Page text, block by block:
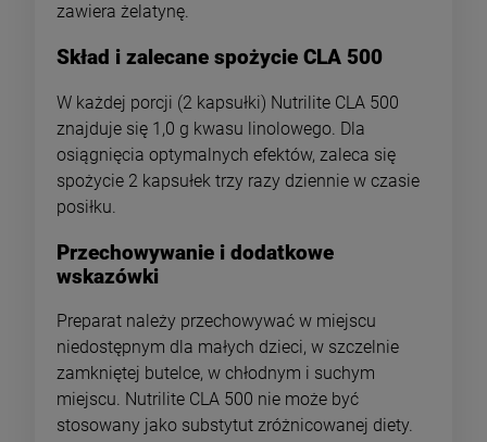
zawiera żelatynę.
Skład i zalecane spożycie CLA 500
W każdej porcji (2 kapsułki) Nutrilite CLA 500
znajduje się 1,0 g kwasu linolowego. Dla
osiągnięcia optymalnych efektów, zaleca się
spożycie 2 kapsułek trzy razy dziennie w czasie
posiłku.
Przechowywanie i dodatkowe
wskazówki
Preparat należy przechowywać w miejscu
niedostępnym dla małych dzieci, w szczelnie
zamkniętej butelce, w chłodnym i suchym
miejscu. Nutrilite CLA 500 nie może być
stosowany jako substytut zróżnicowanej diety.